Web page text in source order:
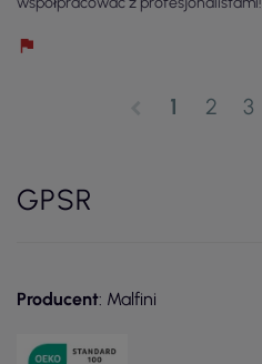
1 2 3
GPSR
Producent: Malfini